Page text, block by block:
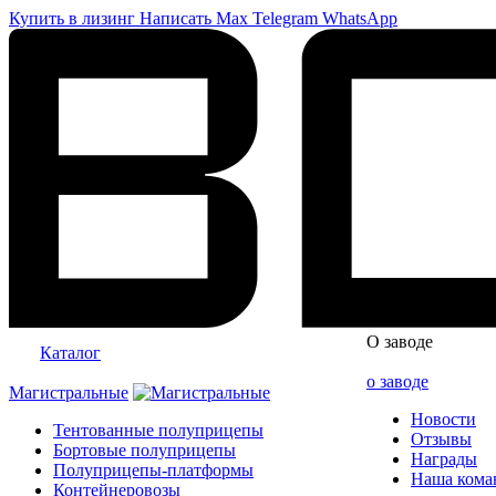
Купить в лизинг Написать Max Telegram WhatsApp
Каталог
Магистральные
Тентованные полуприцепы
Бортовые полуприцепы
Полуприцепы-платформы
Контейнеровозы
О заводе
о заводе
Новости
Отзывы
Награды
Наша